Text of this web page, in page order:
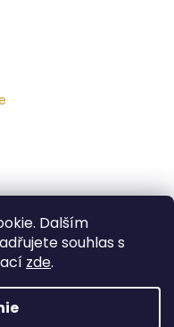
Dalším
souhlas s
zde.